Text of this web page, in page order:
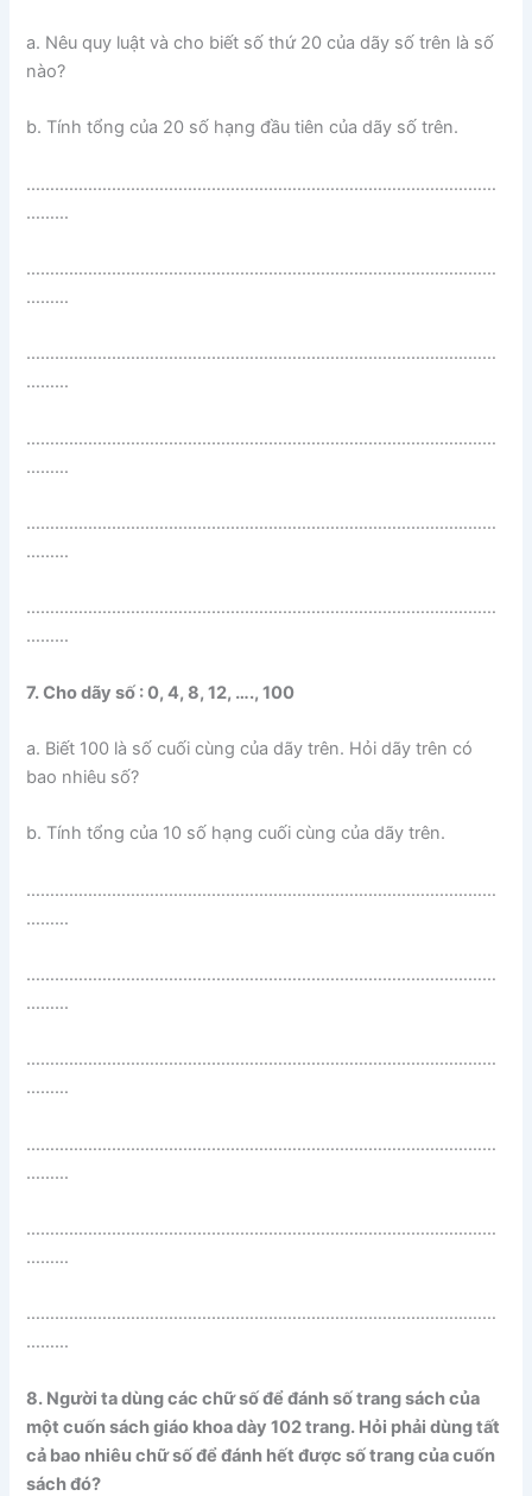
a. Nêu quy luật và cho biết số thứ 20 của dãy số trên là số
nào?
b. Tính tổng của 20 số hạng đầu tiên của dãy số trên.
………………………………………………………………………………………
………
………………………………………………………………………………………
………
………………………………………………………………………………………
………
………………………………………………………………………………………
………
………………………………………………………………………………………
………
………………………………………………………………………………………
………
7. Cho dãy số : 0, 4, 8, 12, …., 100
a. Biết 100 là số cuối cùng của dãy trên. Hỏi dãy trên có
bao nhiêu số?
b. Tính tổng của 10 số hạng cuối cùng của dãy trên.
………………………………………………………………………………………
………
………………………………………………………………………………………
………
………………………………………………………………………………………
………
………………………………………………………………………………………
………
………………………………………………………………………………………
………
………………………………………………………………………………………
………
8. Người ta dùng các chữ số để đánh số trang sách của
một cuốn sách giáo khoa dày 102 trang. Hỏi phải dùng tất
cả bao nhiêu chữ số để đánh hết được số trang của cuốn
sách đó?